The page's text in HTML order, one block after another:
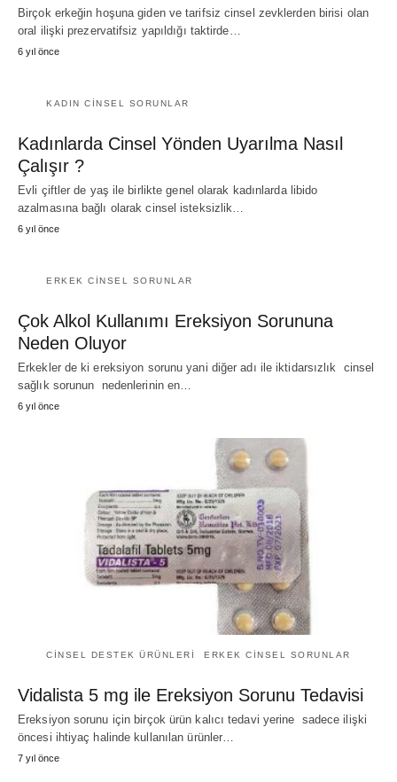
Birçok erkeğin hoşuna giden ve tarifsiz cinsel zevklerden birisi olan
oral ilişki prezervatifsiz yapıldığı taktirde…
6 yıl önce
KADIN CINSEL SORUNLAR
Kadınlarda Cinsel Yönden Uyarılma Nasıl
Çalışır ?
Evli çiftler de yaş ile birlikte genel olarak kadınlarda libido
azalmasına bağlı olarak cinsel isteksizlik…
6 yıl önce
ERKEK CINSEL SORUNLAR
Çok Alkol Kullanımı Ereksiyon Sorununa
Neden Oluyor
Erkekler de ki ereksiyon sorunu yani diğer adı ile iktidarsızlık cinsel
sağlık sorunun nedenlerinin en…
6 yıl önce
CINSEL DESTEK ÜRÜNLERI ERKEK CINSEL SORUNLAR
Vidalista 5 mg ile Ereksiyon Sorunu Tedavisi
Ereksiyon sorunu için birçok ürün kalıcı tedavi yerine sadece ilişki
öncesi ihtiyaç halinde kullanılan ürünler…
7 yıl önce